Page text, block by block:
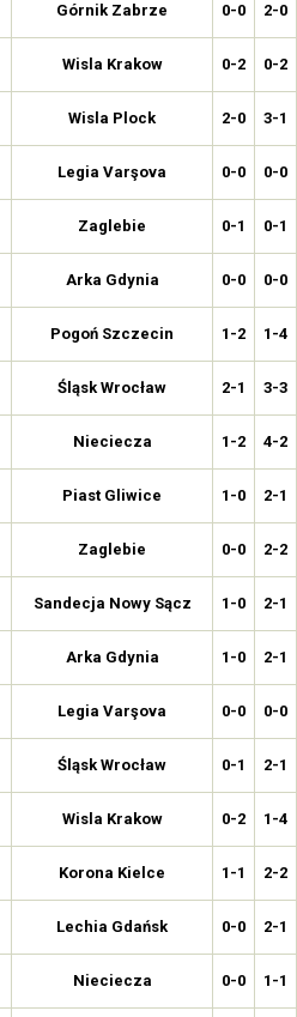
Górnik Zabrze 0-0 2-0
Wisla Krakow 0-2 0-2
Wisla Plock 2-0 3-1
Legia Varşova 0-0 0-0
Zaglebie 0-1 0-1
Arka Gdynia 0-0 0-0
Pogoń Szczecin 1-2 1-4
Śląsk Wrocław 2-1 3-3
Nieciecza 1-2 4-2
Piast Gliwice 1-0 2-1
Zaglebie 0-0 2-2
Sandecja Nowy Sącz 1-0 2-1
Arka Gdynia 1-0 2-1
Legia Varşova 0-0 0-0
Śląsk Wrocław 0-1 2-1
Wisla Krakow 0-2 1-4
Korona Kielce 1-1 2-2
Lechia Gdańsk 0-0 2-1
Nieciecza 0-0 1-1